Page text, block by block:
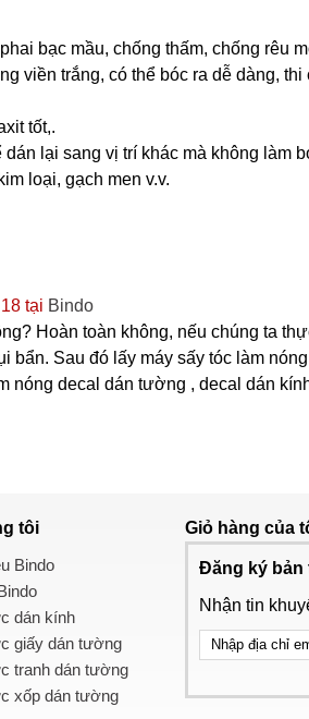
bạc mầu, chống thấm, chống rêu
viền trắng, có thể bóc ra dễ dàng,
tốt,.
dán lại sang vị trí khác mà không làm
loại, gạch men v.v.
tại Bindo
Hoàn toàn không, nếu chúng ta
Sau đó lấy máy sấy tóc làm
decal dán tường , decal dán
tôi
Bindo
dán kính
giấy dán tường
tranh dán tường
xốp dán tường
Giỏ hàng của
Đăng ký bản
Nhận tin